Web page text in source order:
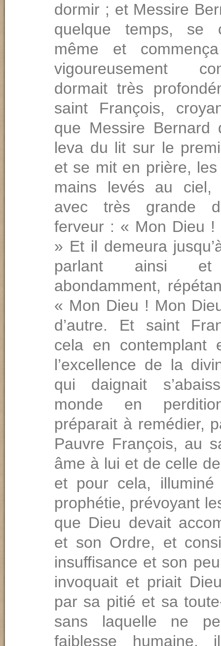
dormir ; et Messire
quelque temps, se
même et
vigoureusement
dormait très
saint Fran­çois,
que Messire Bernard
leva du lit sur le
et se mit en prière,
mains levés au
avec très grande
ferveur : « Mon Dieu !
» Et il demeura
parlant ainsi et
abondamment,
« Mon Dieu ! Mon
d’autre. Et saint
cela en contemplant
l’excellence de la
qui daignait
monde en
préparait à remé­dier,
Pauvre François, au
âme à lui et de celle
et pour cela, illuminé
prophétie, prévoyant
que Dieu devait
et son Ordre, et
insuffisance et son
invoquait et priait
par sa pitié et sa
sans laquelle ne
faiblesse humaine,